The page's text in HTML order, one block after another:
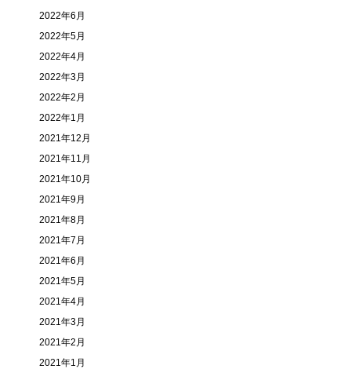
2022年6月
2022年5月
2022年4月
2022年3月
2022年2月
2022年1月
2021年12月
2021年11月
2021年10月
2021年9月
2021年8月
2021年7月
2021年6月
2021年5月
2021年4月
2021年3月
2021年2月
2021年1月